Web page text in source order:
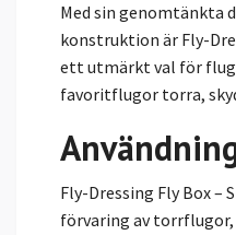
Med sin genomtänkta
konstruktion är Fly-
ett utmärkt val för
favoritflugor torra,
Fly-Dressing Fly Box –
förvaring av